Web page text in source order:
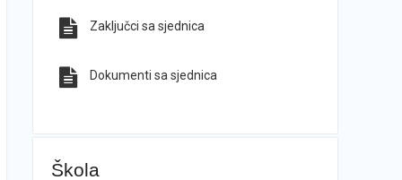
Zaključci sa sjednica
Dokumenti sa sjednica
Škola